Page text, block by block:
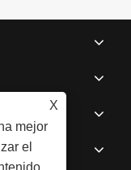
X
mejor
el